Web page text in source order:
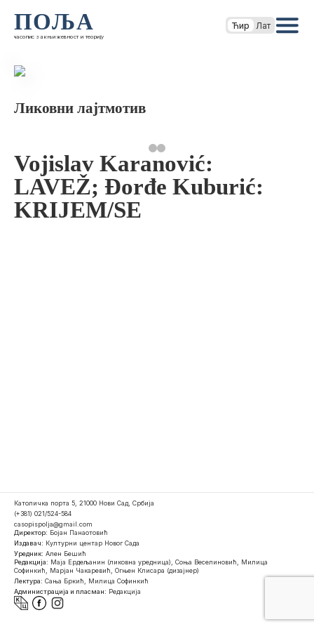
ПОЉА
часопис за књижевност и теорију
Ћир Лат
Ликовни лајтмотив
Vojislav Karanović:
LAVEŽ; Đorđe Kuburić:
KRIJEM/SE
Католичка порта 5, 21000 Нови Сад, Србија
(+381) 021/524-584
casopispolja@gmail.com
Директор: Бојан Панаотовић
Издавач: Културни центар Новог Сада
Уредник: Ален Бешић
Редакција: Маја Ердељанин (ликовна уредница), Соња Веселиновић, Милица
Софинкић, Марјан Чакаревић, Огњен Клисара (дизајнер)
Лектура: Сања Бркић, Милица Софинкић
Администрација и пласман: Редакција